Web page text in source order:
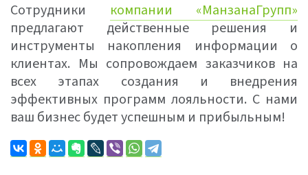
Сотрудники компании «МанзанаГрупп»
предлагают действенные решения и
инструменты накопления информации о
клиентах. Мы сопровождаем заказчиков на
всех этапах создания и внедрения
эффективных программ лояльности. С нами
ваш бизнес будет успешным и прибыльным!